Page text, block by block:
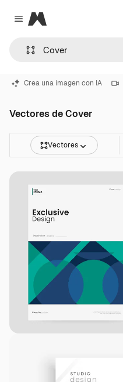
Close menu
Magnific
Crea una imagen con IA
Vectores de Cover
Vectores